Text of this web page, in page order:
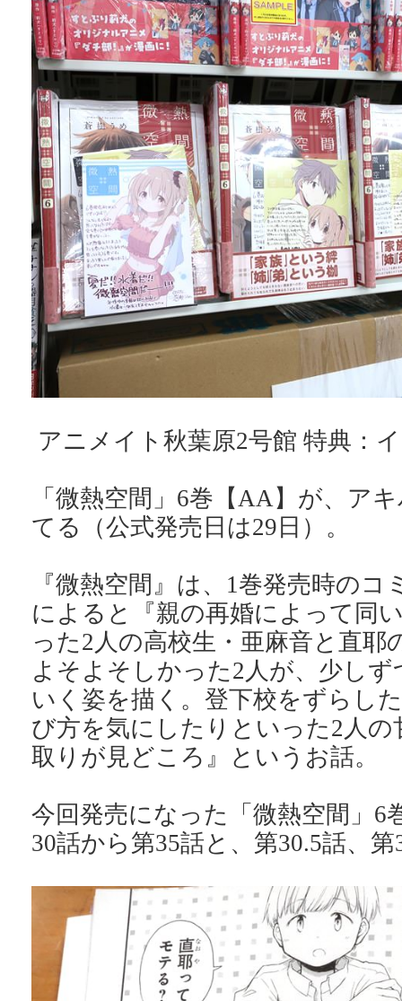
アニメイト秋葉原2号館 特典：
「微熱空間」6巻【AA】が、ア
てる（公式発売日は29日）。
『微熱空間』は、1巻発売時のコ
によると『親の再婚によって同
った2人の高校生・亜麻音と直耶
よそよそしかった2人が、少し
いく姿を描く。登下校をずらし
び方を気にしたりといった2人
取りが見どころ』というお話。
今回発売になった「微熱空間」6
30話から第35話と、第30.5話、第